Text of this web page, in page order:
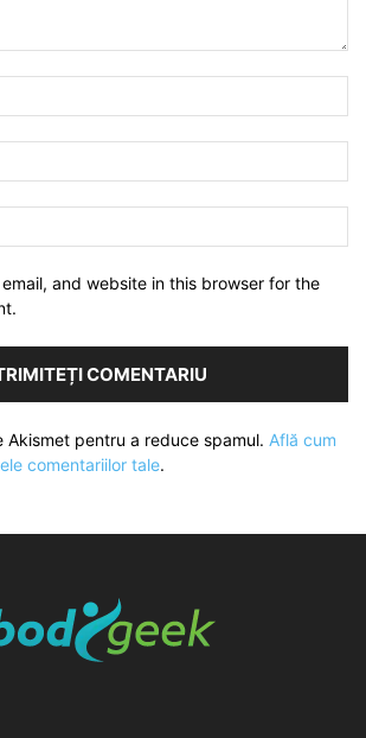
and website in this browser for the
Akismet pentru a reduce spamul. Află cum
comentariilor tale.